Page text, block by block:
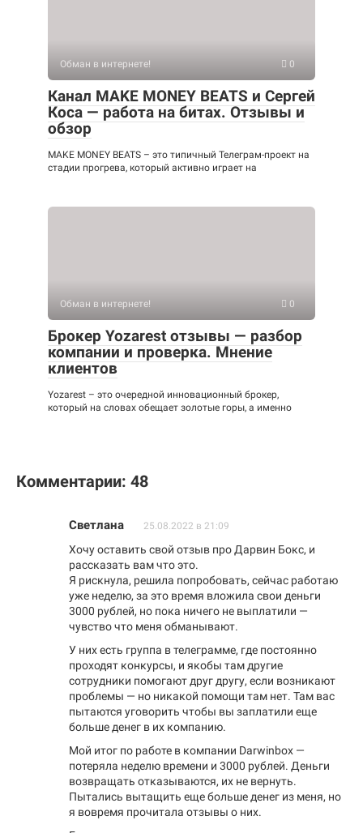
Обман в интернете! 0
Канал MAKE MONEY BEATS и Сергей
Коса — работа на битах. Отзывы и
обзор
MAKE MONEY BEATS – это типичный Телеграм-проект на
стадии прогрева, который активно играет на
Обман в интернете! 0
Брокер Yozarest отзывы — разбор
компании и проверка. Мнение
клиентов
Yozarest – это очередной инновационный брокер,
который на словах обещает золотые горы, а именно
Комментарии: 48
Светлана 25.08.2022 в 21:09
Хочу оставить свой отзыв про Дарвин Бокс, и
рассказать вам что это.
Я рискнула, решила попробовать, сейчас работаю
уже неделю, за это время вложила свои деньги
3000 рублей, но пока ничего не выплатили —
чувство что меня обманывают.
У них есть группа в телеграмме, где постоянно
проходят конкурсы, и якобы там другие
сотрудники помогают друг другу, если возникают
проблемы — но никакой помощи там нет. Там вас
пытаются уговорить чтобы вы заплатили еще
больше денег в их компанию.
Мой итог по работе в компании Darwinbox —
потеряла неделю времени и 3000 рублей. Деньги
возвращать отказываются, их не вернуть.
Пытались вытащить еще больше денег из меня, но
я вовремя прочитала отзывы о них.